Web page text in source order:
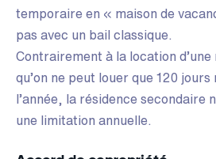
temporaire en « maison de
pas avec un bail classique.
Contrairement à la location
qu’on ne peut louer que 120 jours
l’année, la résidence secondaire
une limitation annuelle.